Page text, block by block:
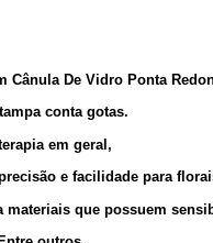
Cânula De Vidro Ponta
conta gotas.
em geral,
e facilidade para
que possuem